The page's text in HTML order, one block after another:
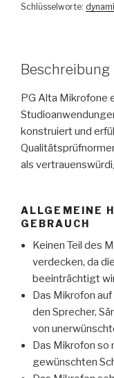
Schlüsselworte:
Beschreibung
PG Alta Mikrofone
konstruiert und
als
ALLGEMEINE
GEBRAUCH
Keinen Teil des
verdecken, da
beeinträchtigt
Das Mikrofon
den Sprecher,
von
Das Mikrofon so
gewünschten